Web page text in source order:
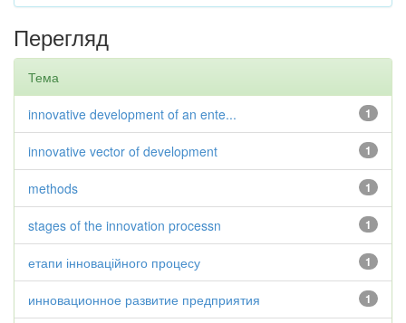
Перегляд
Тема
1
innovative development of an ente...
1
innovative vector of development
1
methods
1
stages of the innovation processn
1
етапи інноваційного процесу
1
инновационное развитие предприятия